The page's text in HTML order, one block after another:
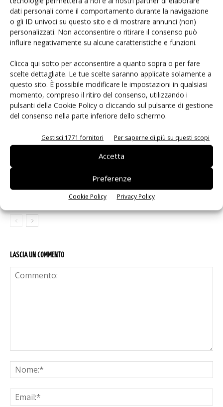
dati personali come il comportamento durante la navigazione
o gli ID univoci su questo sito e di mostrare annunci (non)
personalizzati. Non acconsentire o ritirare il consenso può
influire negativamente su alcune caratteristiche e funzioni.
Clicca qui sotto per acconsentire a quanto sopra o per fare
scelte dettagliate. Le tue scelte saranno applicate solamente a
questo sito. È possibile modificare le impostazioni in qualsiasi
momento, compreso il ritiro del consenso, utilizzando i
pulsanti della Cookie Policy o cliccando sul pulsante di gestione
del consenso nella parte inferiore dello schermo.
Gestisci 1771 fornitori Per saperne di più su questi scopi
Accetta
Preferenze
Cookie Policy Privacy Policy
Facebook Twitter
Renesas lancia la piattaforma
MRDIMM Gen 3
Microchip lancia il midspan PoE
industriale PD-9601GCI da 90W
MPLAB XC Pro e la suite Machine
Learning
LASCIA UN COMMENTO